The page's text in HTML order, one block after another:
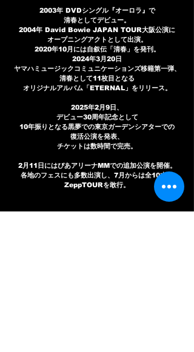
2003年 DVDシングル『オーロラ』で
清春としてデビュー。
2004年 David Bowie JAPAN TOUR大阪公演に
オープニングアクトとして出演。
2020年10月には自叙伝「清春」を発刊。
2024年3月20日
ヤマハミュージックコミュニケーションズ移籍第一弾、
清春として11枚目となる
オリジナルアルバム「ETERNAL」をリリース。
2025年2月9日、
デビュー30周年記念として
10年振りとなる黒夢での東京ガーデンシアターでの
復活公演を発表、
チケットは数時間で完売。
2月11日にはぴあアリーナMMでの追加公演を開催。
各地のフェスにも多数出演し、7月からは全10本の
ZeppTOURを敢行。